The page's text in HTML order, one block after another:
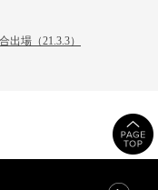
出場（21.3.3）